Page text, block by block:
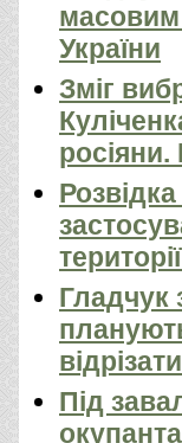
України
Зміг
росіяни.
Гладчук
Під